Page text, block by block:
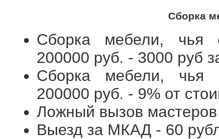
Сборка
Сборка мебели, чья
200000 руб. - 3000 руб
Сборка мебели, чья
200000 руб. - 9% от
Ложный вызов мастеров
Выезд за МКАД - 60